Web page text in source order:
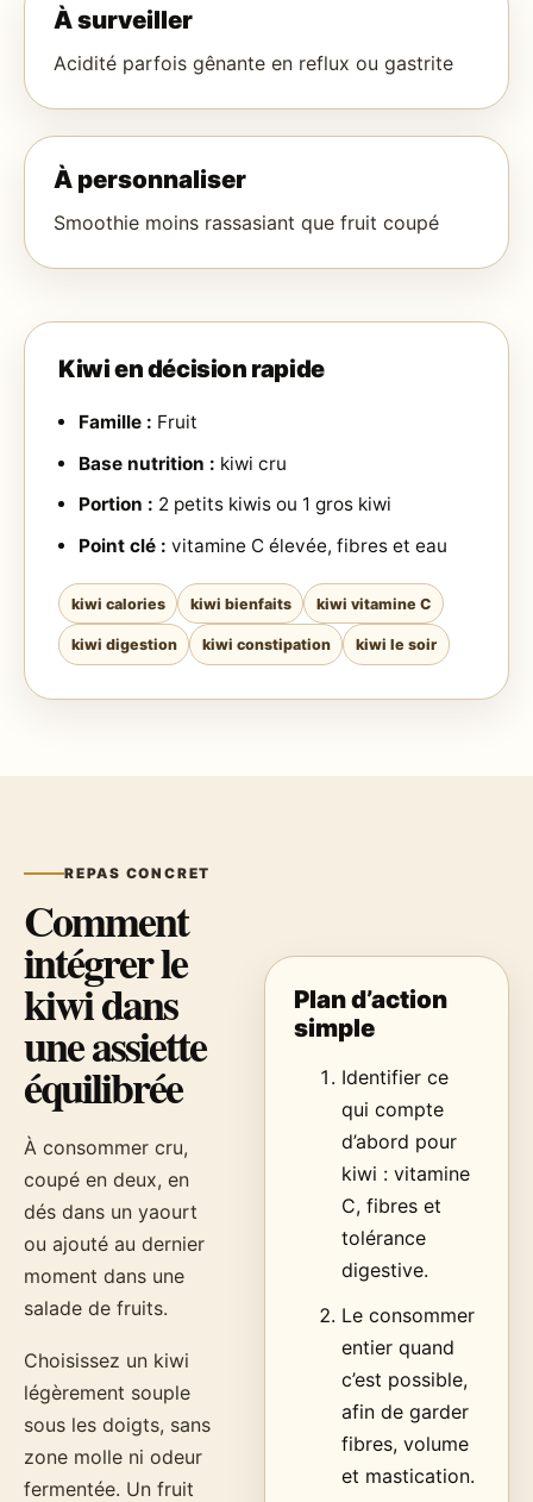
À surveiller
Acidité parfois gênante en reflux ou gastrite
À personnaliser
Smoothie moins rassasiant que fruit coupé
Kiwi en décision rapide
Famille : Fruit
Base nutrition : kiwi cru
Portion : 2 petits kiwis ou 1 gros kiwi
Point clé : vitamine C élevée, fibres et eau
kiwi calories kiwi bienfaits kiwi vitamine C
kiwi digestion kiwi constipation kiwi le soir
REPAS CONCRET
Comment
intégrer le
kiwi dans
une assiette
équilibrée
À consommer cru,
coupé en deux, en
dés dans un yaourt
ou ajouté au dernier
moment dans une
salade de fruits.
Choisissez un kiwi
légèrement souple
sous les doigts, sans
zone molle ni odeur
fermentée. Un fruit
Plan d’action
simple
Identifier ce
qui compte
d’abord pour
kiwi : vitamine
C, fibres et
tolérance
digestive.
Le consommer
entier quand
c’est possible,
afin de garder
fibres, volume
et mastication.